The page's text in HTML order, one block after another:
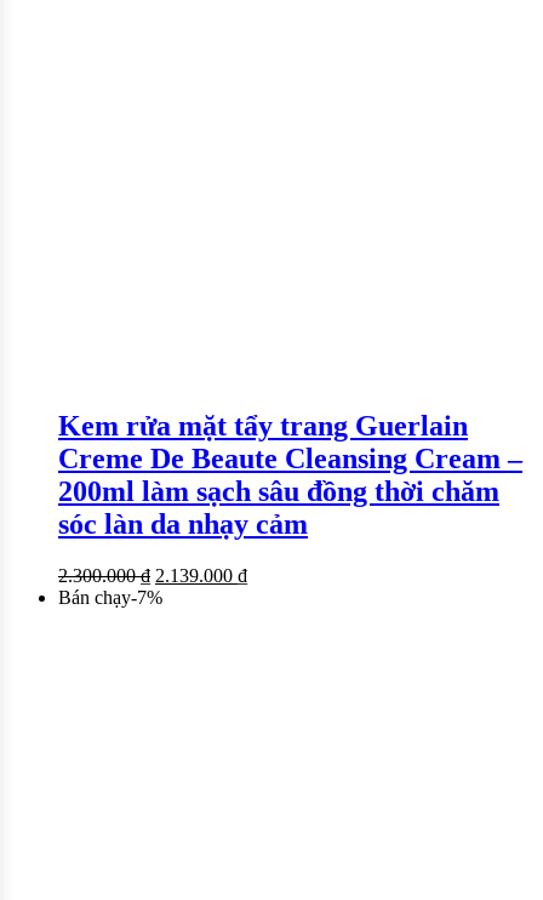
Kem rửa mặt tẩy trang Guerlain
Creme De Beaute Cleansing Cream –
200ml làm sạch sâu đồng thời chăm
sóc làn da nhạy cảm
2.300.000₫ 2.139.000 ₫
Bán chạy-7%